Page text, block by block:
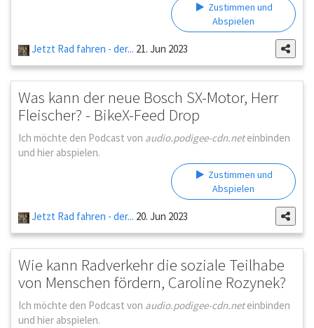
Zustimmen und
Abspielen
Jetzt Rad fahren - der... 21. Jun 2023
Was kann der neue Bosch SX-Motor, Herr
Fleischer? - BikeX-Feed Drop
Ich möchte den Podcast von audio.podigee-cdn.neteinbinden
und hier abspielen.
Zustimmen und
Abspielen
Jetzt Rad fahren - der... 20. Jun 2023
Wie kann Radverkehr die soziale Teilhabe
von Menschen fördern, Caroline Rozynek?
Ich möchte den Podcast von audio.podigee-cdn.neteinbinden
und hier abspielen.